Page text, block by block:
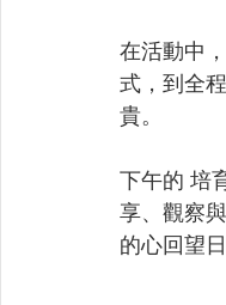
在活動中
式，到全
貴。
下午的 培
享、觀察
的心回望日